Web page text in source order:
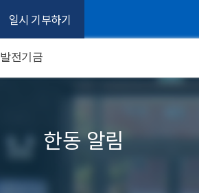
일시 기부하기
발전기금
한동 알림